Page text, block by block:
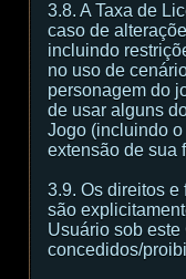
3.8. A Taxa de
caso de
incluindo
no uso de
personagem do
de usar alguns
Jogo (incluindo o
extensão de sua
3.9. Os direitos e
são
Usuário sob
concedidos/